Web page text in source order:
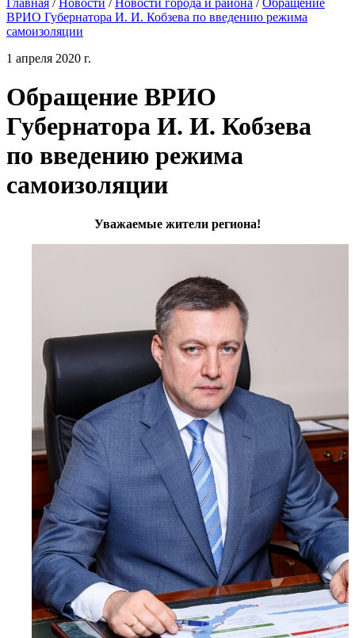
Главная / Новости / Новости города и района / Обращение
ВРИО Губернатора И. И. Кобзева по введению режима
самоизоляции
1 апреля 2020 г.
Обращение ВРИО
Губернатора И. И. Кобзева
по введению режима
самоизоляции
Уважаемые жители региона!